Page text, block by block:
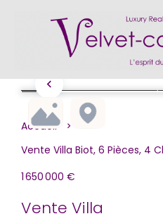
Accueil
Vente Villa Biot, 6 Pièces, 4
1 650 000 €
Vente Villa